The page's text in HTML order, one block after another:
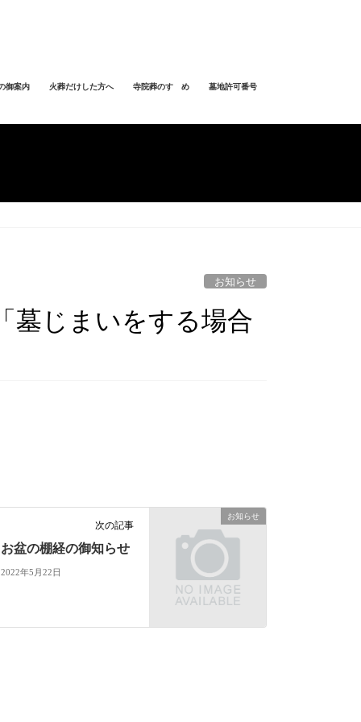
御案内 火葬だけした方へ 寺院葬のすゝめ 墓地許可番号
お知らせ
じまいをする場合
お知らせ
次の記事
お盆の棚経の御知らせ
2022年5月22日